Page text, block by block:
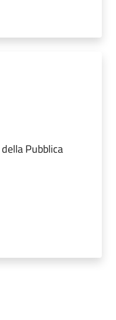
Pubblica